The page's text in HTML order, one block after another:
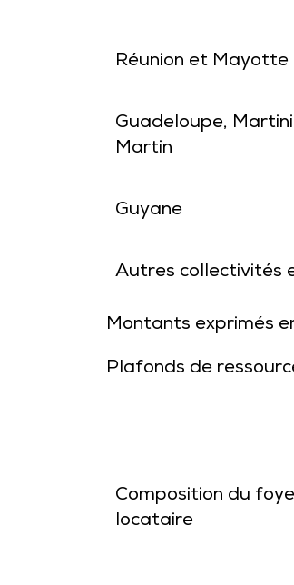
Réunion et Mayotte
Guadeloupe,
Martin
Guyane
Autres collectivités
Montants exprimés
Plafonds de
Composition du
locataire